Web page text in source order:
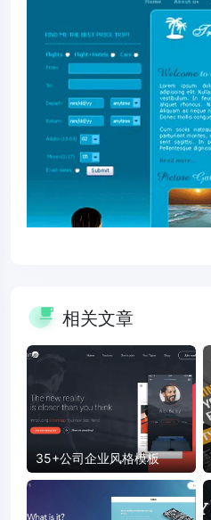
相关文章
35+公司企业风格模板